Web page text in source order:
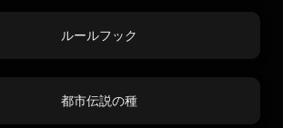
ルールフック
都市伝説の種